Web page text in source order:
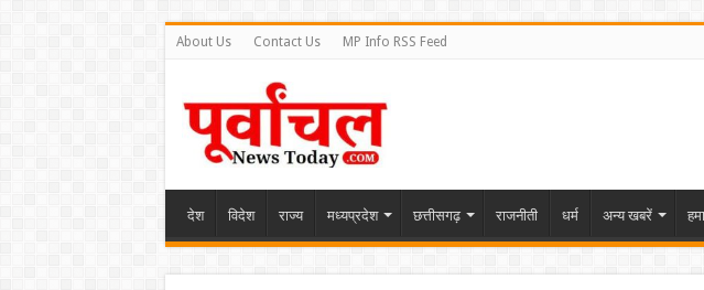
About Us Contact Us MP Info RSS Feed
देश विदेश राज्य मध्यप्रदेश छत्तीसगढ़ राजनीती धर्म अन्य खबरें